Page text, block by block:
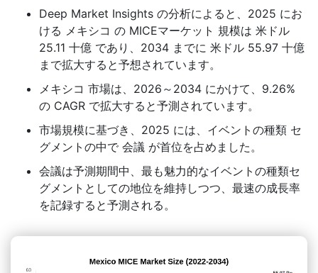
Deep Market Insights の分析によると、2025 にお
ける メキシコ の MICEマーケット 規模は 米ドル
25.11 十億 であり、2034 までに 米ドル 55.97 十億
まで拡大すると予想されています。
メキシコ 市場は、2026～2034 にかけて、9.26%
の CAGR で拡大すると予測されています。
市場規模に基づき、2025 には、イベントの種類 セ
グメントの中で 会議 が首位を占めました。
会議は予測期間中、最も魅力的なイベントの種類セ
グメントとしての地位を維持しつつ、最速の成長率
を記録すると予測される。